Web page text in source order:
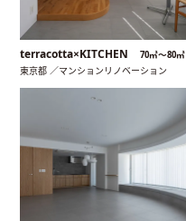
terracotta×KITCHEN 70㎡〜80㎡
東京都 ／マンションリノベーション